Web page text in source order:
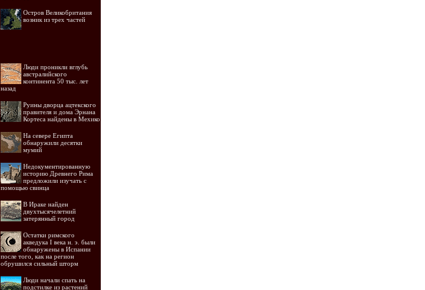
Остров Великобритания
возник из трех частей
Люди проникли вглубь
австралийского
континента 50 тыс. лет
назад
Руины дворца ацтекского
правителя и дома Эрнана
Кортеса найдены в Мехико
На севере Египта
обнаружили десятки
мумий
Недокументированную
историю Древнего Рима
предложили изучать с
помощью свинца
В Ираке найден
двухтысячелетний
затерянный город
Остатки римского
акведука I века н. э. были
обнаружены в Испании
после того, как на регион
обрушился сильный шторм
Люди начали спать на
подстилке из растений